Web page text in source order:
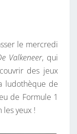
le mercredi
Valkeneer, qui
des jeux
ludothèque de
de Formule 1
les yeux !